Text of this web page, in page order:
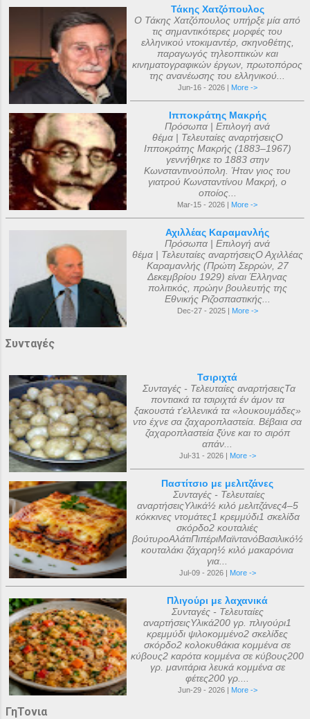
Τάκης Χατζόπουλος
Ο Τάκης Χατζόπουλος υπήρξε μία από
τις σημαντικότερες μορφές του
ελληνικού ντοκιμαντέρ, σκηνοθέτης,
παραγωγός τηλεοπτικών και
κινηματογραφικών έργων, πρωτοπόρος
της ανανέωσης του ελληνικού...
Jun-16 - 2026 | More ->
Ιπποκράτης Μακρής
Πρόσωπα | Επιλογή ανά
θέμα | Τελευταίες αναρτήσειςΟ
Ιπποκράτης Μακρής (1883–1967)
γεννήθηκε το 1883 στην
Κωνσταντινούπολη. Ήταν γιος του
γιατρού Κωνσταντίνου Μακρή, ο
οποίος...
Mar-15 - 2026 | More ->
Αχιλλέας Καραμανλής
Πρόσωπα | Επιλογή ανά
θέμα | Τελευταίες αναρτήσειςΟ Αχιλλέας
Καραμανλής (Πρώτη Σερρών, 27
Δεκεμβρίου 1929) είναι Έλληνας
πολιτικός, πρώην βουλευτής της
Εθνικής Ριζοσπαστικής...
Dec-27 - 2025 | More ->
Συνταγές
Τσιριχτά
Συνταγές - Τελευταίες αναρτήσειςΤα
ποντιακά τα τσιριχτά έν άμον τα
ξακουστά τ'ελλενικά τα «λουκουμάδες»
ντο έχνε σα ζαχαροπλαστεία. Βέβαια σα
ζαχαροπλαστεία ξ̌ύνε και το σιρόπ
απάν...
Jul-31 - 2026 | More ->
Παστίτσιο με μελιτζάνες
Συνταγές - Τελευταίες
αναρτήσειςΥλικά½ κιλό μελιτζάνες4–5
κόκκινες ντομάτες1 κρεμμύδι1 σκελίδα
σκόρδο2 κουταλιές
βούτυροΑλάτιΠιπέριΜαϊντανόΒασιλικό½
κουταλάκι ζάχαρη½ κιλό μακαρόνια
για...
Jul-09 - 2026 | More ->
Πλιγούρι με λαχανικά
Συνταγές - Τελευταίες
αναρτήσειςΥλικά200 γρ. πλιγούρι1
κρεμμύδι ψιλοκομμένο2 σκελίδες
σκόρδο2 κολοκυθάκια κομμένα σε
κύβους2 καρότα κομμένα σε κύβους200
γρ. μανιτάρια λευκά κομμένα σε
φέτες200 γρ....
Jun-29 - 2026 | More ->
ΓηΤονια